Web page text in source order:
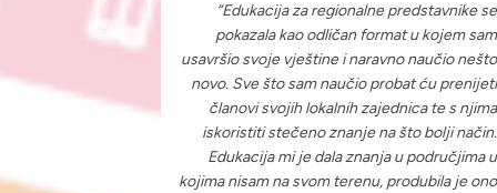
“Edukacija za regionalne predstavnike se
pokazala kao odličan format u kojem sam
usavršio svoje vještine i naravno naučio nešto
novo. Sve što sam naučio probat ću prenijeti
članovi svojih lokalnih zajednica te s njima
iskoristiti stečeno znanje na što bolji način.
Edukacija mi je dala znanja u područjima u
kojima nisam na svom terenu, produbila je ono